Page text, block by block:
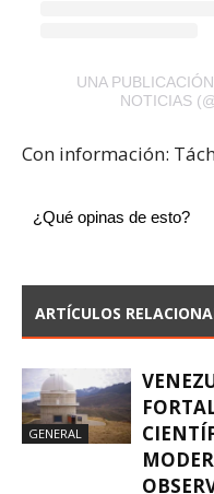
UNA
NOTICIAS
Con información:
¿Qué opinas de esto?
ARTÍCULOS
GENERAL